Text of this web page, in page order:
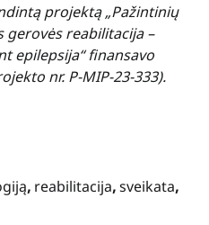
projektą „Pažintinių
reabilitacija –
epilepsija“ finansavo
nr. P-MIP-23-333).
, reabilitacija,sveikata,